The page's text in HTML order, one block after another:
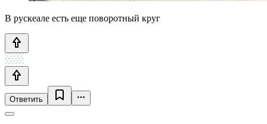
В рускеале есть еще поворотный круг
Ответить